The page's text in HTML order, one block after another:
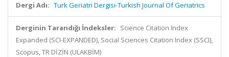
Dergi Adı: Turk Geriatri Dergisi-Turkish Journal Of Geriatrics
Derginin Tarandığı İndeksler: Science Citation Index
Expanded (SCI-EXPANDED), Social Sciences Citation Index (SSCI),
Scopus, TR DİZİN (ULAKBİM)